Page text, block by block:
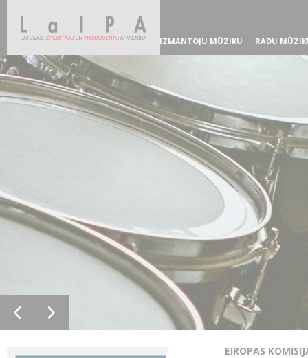
IZMANTOJU MŪZIKU RADU
EIROPAS